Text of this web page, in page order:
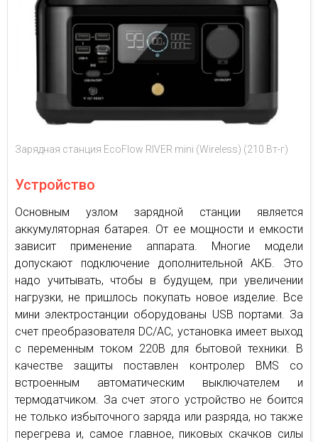
Зарядная станция EcoFlow RIVER mini (Wireless) (210 Вт-г)
Устройство
Основным узлом зарядной станции является
аккумуляторная батарея. От ее мощности и емкости
зависит применение аппарата. Многие модели
допускают подключение дополнительной АКБ. Это
надо учитывать, чтобы в будущем, при увеличении
нагрузки, не пришлось покупать новое изделие. Все
мини электростанции оборудованы USB портами. За
счет преобразователя DC/AC, установка имеет выход
с переменным током 220В для бытовой техники. В
качестве защиты поставлен контролер BMS со
встроенным автоматическим выключателем и
термодатчиком. За счет этого устройство не боится
не только избыточного заряда или разряда, но также
перегрева и, самое главное, пиковых скачков силы